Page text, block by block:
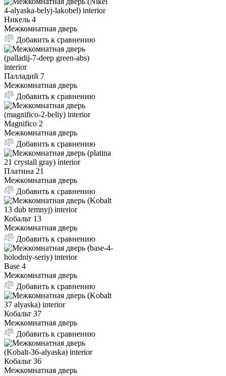
Никель 4
Межкомнатная дверь
Добавить к сравнению
Палладий 7
Межкомнатная дверь
Добавить к сравнению
Magnifico 2
Межкомнатная дверь
Добавить к сравнению
Платина 21
Межкомнатная дверь
Добавить к сравнению
Кобальт 13
Межкомнатная дверь
Добавить к сравнению
Base 4
Межкомнатная дверь
Добавить к сравнению
Кобальт 37
Межкомнатная дверь
Добавить к сравнению
Кобальт 36
Межкомнатная дверь